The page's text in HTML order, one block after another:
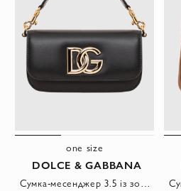
one size
DOLCE & GABBANA
Сумка-месенджер 3.5 із золотистою фурнітурою та логотипом DG